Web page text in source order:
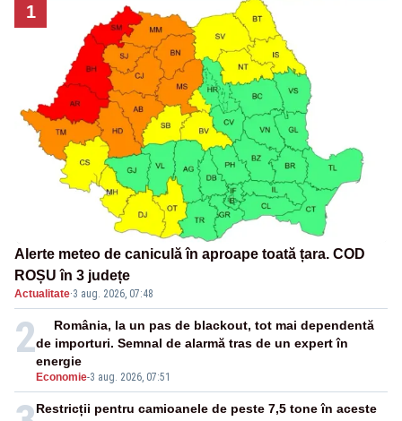
1
Alerte meteo de caniculă în aproape toată țara. COD
ROȘU în 3 județe
Actualitate·3 aug. 2026, 07:48
2
Economie-3 aug. 2026, 07:51
România, la un pas de blackout, tot mai dependentă
de importuri. Semnal de alarmă tras de un expert în
energie
Restricții pentru camioanele de peste 7,5 tone în aceste